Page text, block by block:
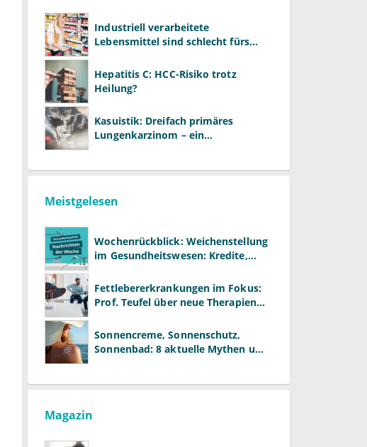
Industriell verarbeitete
Lebensmittel sind schlecht fürs
Hepatitis C: HCC-Risiko trotz
Heilung?
Kasuistik: Dreifach primäres
Lungenkarzinom – ein
Meistgelesen
Wochenrückblick: Weichenstellung
im Gesundheitswesen: Kredite,
Fettlebererkrankungen im Fokus:
Prof. Teufel über neue Therapien
Sonnencreme, Sonnenschutz,
Sonnenbad: 8 aktuelle Mythen und
Magazin